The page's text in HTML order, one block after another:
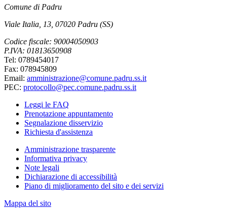
Comune di Padru
Viale Italia, 13, 07020 Padru (SS)
Codice fiscale: 90004050903
P.IVA: 01813650908
Tel: 0789454017
Fax: 078945809
Email: amministrazione@comune.padru.ss.it
PEC: protocollo@pec.comune.padru.ss.it
Leggi le FAQ
Prenotazione appuntamento
Segnalazione disservizio
Richiesta d'assistenza
Amministrazione trasparente
Informativa privacy
Note legali
Dichiarazione di accessibilità
Piano di miglioramento del sito e dei servizi
Mappa del sito